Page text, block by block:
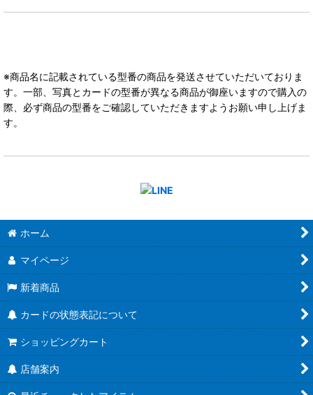
※商品名に記載されている型番の商品を発送させていただいておりま
す。一部、写真とカードの型番が異なる商品が御座いますので購入の
際、必ず商品の型番をご確認していただきますようお願い申し上げま
す。
ホーム
マイページ
新着商品
カードの状態表記について
ショッピングカート
店舗案内